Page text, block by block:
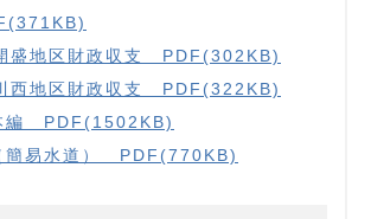
地区財政収支 PDF(302KB)
地区財政収支 PDF(322KB)
編 PDF(1502KB)
簡易水道） PDF(770KB)